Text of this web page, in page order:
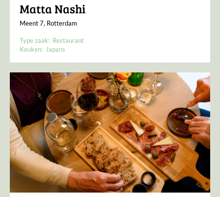
Matta Nashi
Meent 7, Rotterdam
Type zaak: Restaurant
Keuken: Japans